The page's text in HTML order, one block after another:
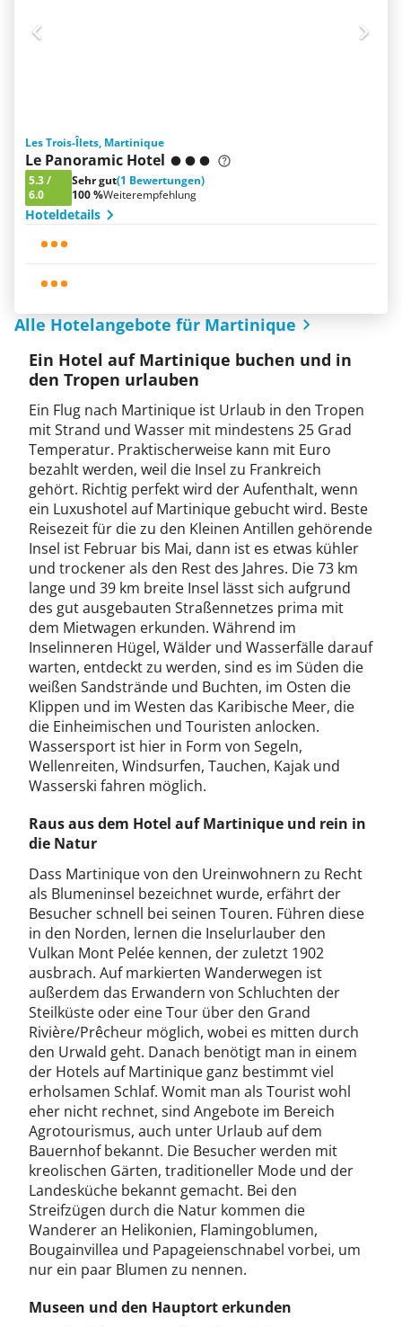
Les Trois-Îlets, Martinique
Le Panoramic Hotel
5.3/
6.0
Sehr gut(1 Bewertungen)
100 %Weiterempfehlung
Hoteldetails
Alle Hotelangebote für Martinique
Ein Hotel auf Martinique buchen und in
den Tropen urlauben
Ein Flug nach Martinique ist Urlaub in den Tropen
mit Strand und Wasser mit mindestens 25 Grad
Temperatur. Praktischerweise kann mit Euro
bezahlt werden, weil die Insel zu Frankreich
gehört. Richtig perfekt wird der Aufenthalt, wenn
ein Luxushotel auf Martinique gebucht wird. Beste
Reisezeit für die zu den Kleinen Antillen gehörende
Insel ist Februar bis Mai, dann ist es etwas kühler
und trockener als den Rest des Jahres. Die 73 km
lange und 39 km breite Insel lässt sich aufgrund
des gut ausgebauten Straßennetzes prima mit
dem Mietwagen erkunden. Während im
Inselinneren Hügel, Wälder und Wasserfälle darauf
warten, entdeckt zu werden, sind es im Süden die
weißen Sandstrände und Buchten, im Osten die
Klippen und im Westen das Karibische Meer, die
die Einheimischen und Touristen anlocken.
Wassersport ist hier in Form von Segeln,
Wellenreiten, Windsurfen, Tauchen, Kajak und
Wasserski fahren möglich.
Raus aus dem Hotel auf Martinique und rein in
die Natur
Dass Martinique von den Ureinwohnern zu Recht
als Blumeninsel bezeichnet wurde, erfährt der
Besucher schnell bei seinen Touren. Führen diese
in den Norden, lernen die Inselurlauber den
Vulkan Mont Pelée kennen, der zuletzt 1902
ausbrach. Auf markierten Wanderwegen ist
außerdem das Erwandern von Schluchten der
Steilküste oder eine Tour über den Grand
Rivière/Prêcheur möglich, wobei es mitten durch
den Urwald geht. Danach benötigt man in einem
der Hotels auf Martinique ganz bestimmt viel
erholsamen Schlaf. Womit man als Tourist wohl
eher nicht rechnet, sind Angebote im Bereich
Agrotourismus, auch unter Urlaub auf dem
Bauernhof bekannt. Die Besucher werden mit
kreolischen Gärten, traditioneller Mode und der
Landesküche bekannt gemacht. Bei den
Streifzügen durch die Natur kommen die
Wanderer an Helikonien, Flamingoblumen,
Bougainvillea und Papageienschnabel vorbei, um
nur ein paar Blumen zu nennen.
Museen und den Hauptort erkunden